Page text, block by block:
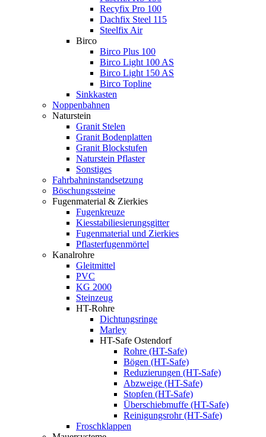
Recyfix Pro 100
Dachfix Steel 115
Steelfix Air
Birco
Birco Plus 100
Birco Light 100 AS
Birco Light 150 AS
Birco Topline
Sinkkasten
Noppenbahnen
Naturstein
Granit Stelen
Granit Bodenplatten
Granit Blockstufen
Naturstein Pflaster
Sonstiges
Fahrbahninstandsetzung
Böschungssteine
Fugenmaterial & Zierkies
Fugenkreuze
Kiesstabiliesierungsgitter
Fugenmaterial und Zierkies
Pflasterfugenmörtel
Kanalrohre
Gleitmittel
PVC
KG 2000
Steinzeug
HT-Rohre
Dichtungsringe
Marley
HT-Safe Ostendorf
Rohre (HT-Safe)
Bögen (HT-Safe)
Reduzierungen (HT-Safe)
Abzweige (HT-Safe)
Stopfen (HT-Safe)
Überschiebmuffe (HT-Safe)
Reinigungsrohr (HT-Safe)
Froschklappen